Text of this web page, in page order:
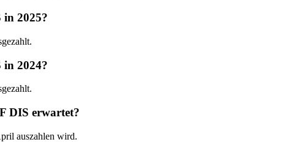
in 2025?
in 2024?
DIS erwartet?
auszahlen wird.